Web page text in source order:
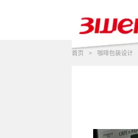
首页 > 咖啡包装设计